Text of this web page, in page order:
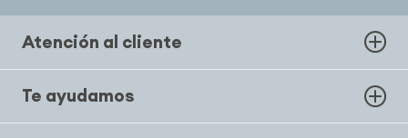
Atención al cliente
Te ayudamos